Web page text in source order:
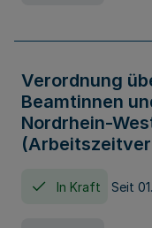
Verordnung
Beamtinnen
Nordrhein-
In Kraft Seit